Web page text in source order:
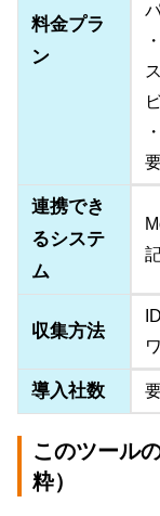
料金プラ
ン
連携でき
るシステ
ム
収集方法
導入社数
このツール
粋）